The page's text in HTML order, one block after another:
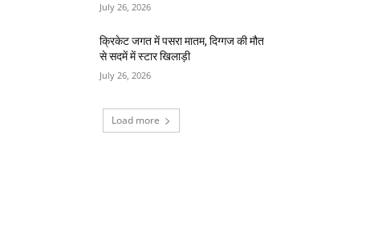
July 26, 2026
क्रिकेट जगत में पसरा मातम, दिग्गज की मौत
से सदमें में स्टार खिलाड़ी
July 26, 2026
Load more